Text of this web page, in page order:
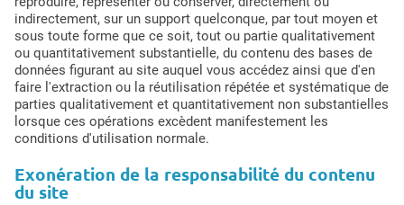
indirectement, sur un support quelconque, par tout moyen et
sous toute forme que ce soit, tout ou partie qualitativement
ou quantitativement substantielle, du contenu des bases de
données figurant au site auquel vous accédez ainsi que d'en
faire l'extraction ou la réutilisation répétée et systématique de
parties qualitativement et quantitativement non substantielles
lorsque ces opérations excèdent manifestement les
conditions d'utilisation normale.
Exonération de la responsabilité du contenu
du site